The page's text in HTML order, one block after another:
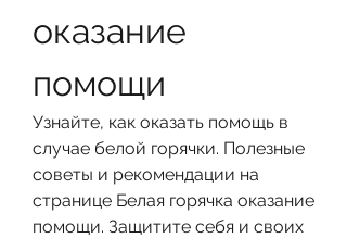
оказание
помощи
Узнайте, как оказать помощь в
случае белой горячки. Полезные
советы и рекомендации на
странице Белая горячка оказание
помощи. Защитите себя и своих